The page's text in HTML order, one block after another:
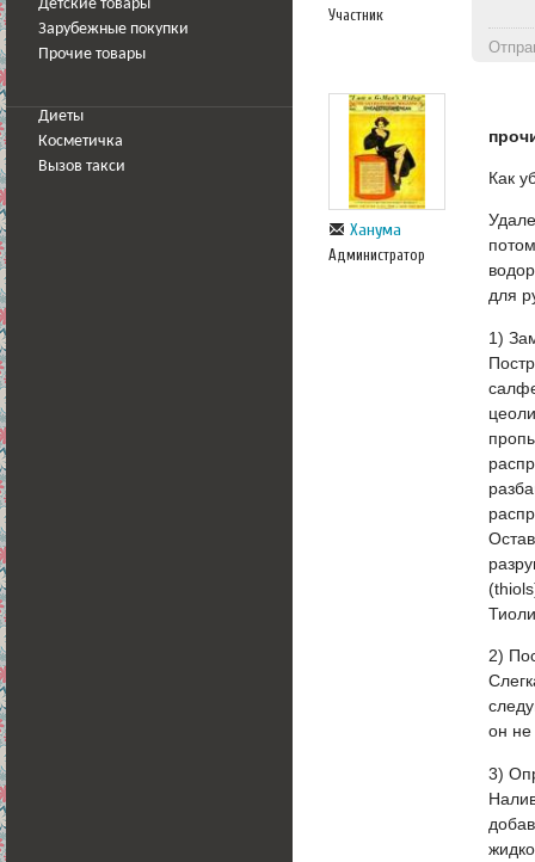
Детские товары
Зарубежные покупки
Прочие товары
Диеты
Косметичка
Вызов такси
Участник
Ханума
Администратор
Как
для
1)
2)
он не
3)